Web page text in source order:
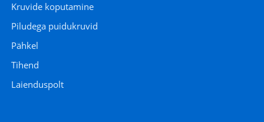
Kruvide koputamine
Piludega puidukruvid
Pähkel
Tihend
Laienduspolt